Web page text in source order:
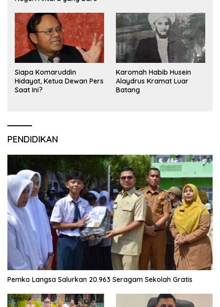
Siapa Komaruddin
Hidayat, Ketua Dewan Pers
Saat Ini?
Karomah Habib Husein
Alaydrus Kramat Luar
Batang
PENDIDIKAN
Pemko Langsa Salurkan 20.963 Seragam Sekolah Gratis